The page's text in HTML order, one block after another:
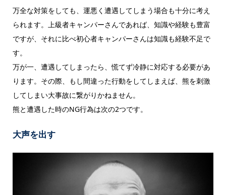
万全な対策をしても、運悪く遭遇してしまう場合も十分に考え
られます。上級者キャンパーさんであれば、知識や経験も豊富
ですが、それに比べ初心者キャンパーさんは知識も経験不足で
す。
万が一、遭遇してしまったら、慌てず冷静に対応する必要があ
ります。その際、もし間違った行動をしてしまえば、熊を刺激
してしまい大事故に繋がりかねません。
熊と遭遇した時のNG行為は次の2つです。
大声を出す